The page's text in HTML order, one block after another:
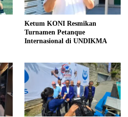
Ketum KONI Resmikan
Turnamen Petanque
Internasional di UNDIKMA